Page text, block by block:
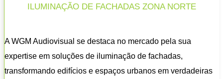
ILUMINAÇÃO DE FACHADAS ZONA NORTE
A WGM Audiovisual se destaca no mercado pela sua
expertise em soluções de iluminação de fachadas,
transformando edifícios e espaços urbanos em verdadeiras